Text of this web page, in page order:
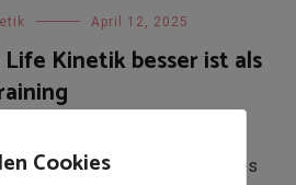
April 12, 2025
Kinetik besser ist als
klassisches
Life Kinetik ist ein innovatives
Cookies